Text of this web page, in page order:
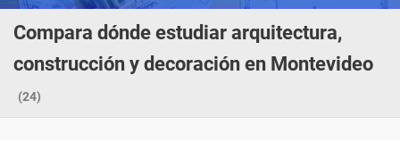
Compara dónde estudiar arquitectura,
construcción y decoración en Montevideo
(24)